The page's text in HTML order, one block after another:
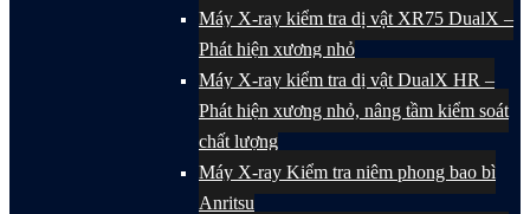
Máy X-ray kiểm tra dị vật XR75 DualX –
Phát hiện xương nhỏ
Máy X-ray kiểm tra dị vật DualX HR –
Phát hiện xương nhỏ, nâng tầm kiểm soát
chất lượng
Máy X-ray Kiểm tra niêm phong bao bì
Anritsu